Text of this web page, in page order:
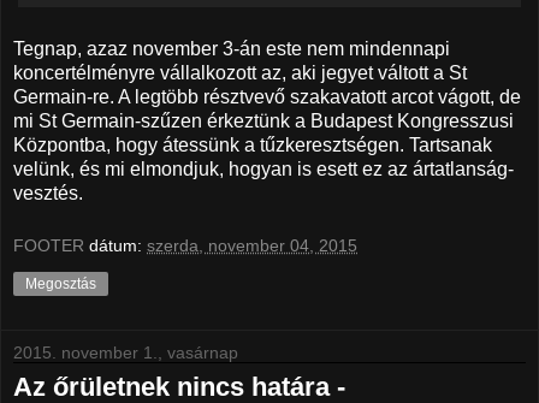
Tegnap, azaz november 3-án este nem mindennapi
koncertélményre vállalkozott az, aki jegyet váltott a St
Germain-re. A legtöbb résztvevő szakavatott arcot vágott, de
mi St Germain-szűzen érkeztünk a Budapest Kongresszusi
Központba, hogy átessünk a tűzkeresztségen. Tartsanak
velünk, és mi elmondjuk, hogyan is esett ez az ártatlanság-
vesztés.
FOOTER dátum: szerda, november 04, 2015
Megosztás
2015. november 1., vasárnap
Az őrületnek nincs határa -